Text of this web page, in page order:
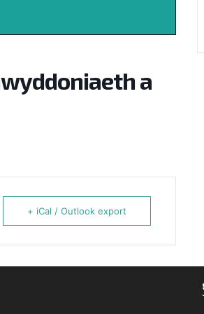
a
+ iCal / Outlook export